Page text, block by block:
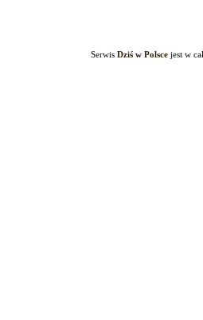
SerwisDziś w Polsce jest w